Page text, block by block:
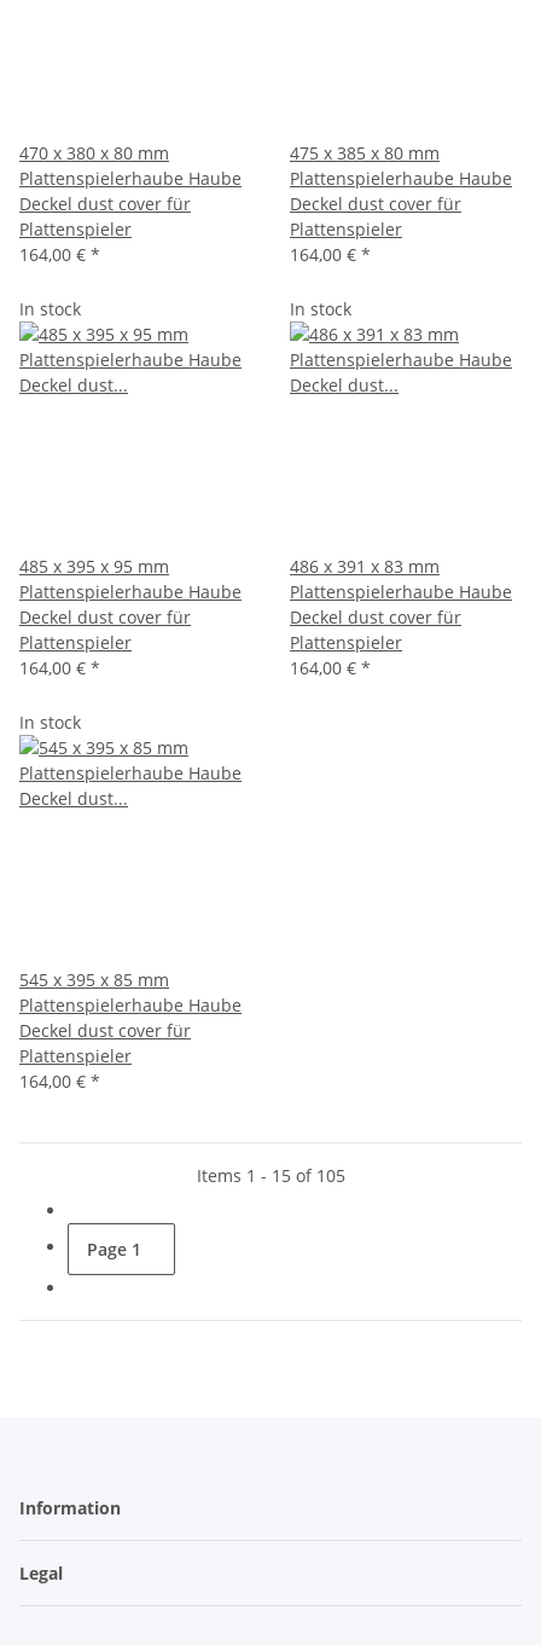
470 x 380 x 80 mm
Plattenspielerhaube Haube
Deckel dust cover für
Plattenspieler
164,00 € *
475 x 385 x 80 mm
Plattenspielerhaube Haube
Deckel dust cover für
Plattenspieler
164,00 € *
In stock
485 x 395 x 95 mm
Plattenspielerhaube Haube
Deckel dust cover für
Plattenspieler
164,00 € *
In stock
486 x 391 x 83 mm
Plattenspielerhaube Haube
Deckel dust cover für
Plattenspieler
164,00 € *
In stock
545 x 395 x 85 mm
Plattenspielerhaube Haube
Deckel dust cover für
Plattenspieler
164,00 € *
Items 1 - 15 of 105
Page 1
Information
Legal